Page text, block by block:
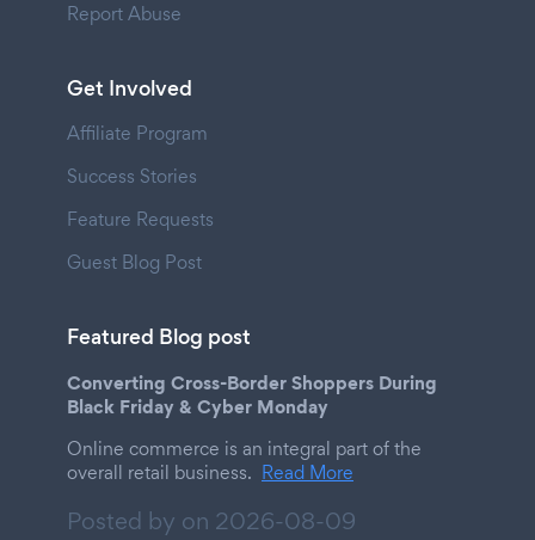
Report Abuse
Get Involved
Affiliate Program
Success Stories
Feature Requests
Guest Blog Post
Featured Blog post
Converting Cross-Border Shoppers During
Black Friday & Cyber Monday
Online commerce is an integral part of the
overall retail business. Read More
Posted by on 2026-08-09